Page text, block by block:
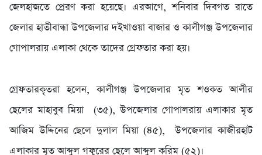
জেলহাজতে প্রেরণ করা হয়েছে। এরআগে, শনিবার দিবগত রাতে
জেলার হাতীবান্ধা উপজেলার দইখাওয়া বাজার ও কালীগঞ্জ উপজেলার
গোপালরায় এলাকা থেকে তাদের গ্রেফতার করা হয়।
গ্রেফতারকৃতরা হলেন, কালীগঞ্জ উপজেলার মৃত শওকত আলীর
ছেলের মাহাবুব মিয়া (৩৫), উপজেলার গোপালরায় এলাকার মৃত
আজিম উদ্দিনের ছেলে দুলাল মিয়া (৪৫), উপজেলার কাজীরহাট
এলাকার মৃত আব্দুল গফুরের ছেলে আব্দুল করিম (৫২)।